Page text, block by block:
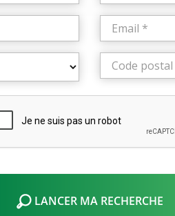
LANCER MA RECHERCHE